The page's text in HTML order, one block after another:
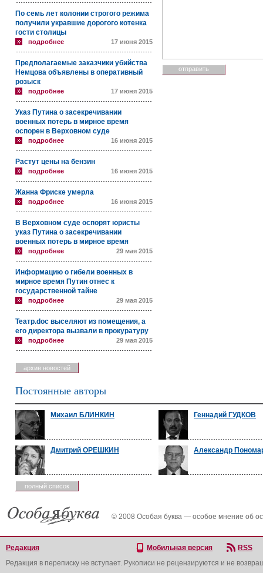
По семь лет колонии строгого режима
получили укравшие дорогого котенка
гости столицы
подробнее 17 июня 2015
Предполагаемые заказчики убийства
Немцова объявлены в оперативный
розыск
подробнее 17 июня 2015
Указ Путина о засекречивании
военных потерь в мирное время
оспорен в Верховном суде
подробнее 16 июня 2015
Растут цены на бензин
подробнее 16 июня 2015
Жанна Фриске умерла
подробнее 16 июня 2015
В Верховном суде оспорят юристы
указ Путина о засекречивании
военных потерь в мирное время
подробнее 29 мая 2015
Информацию о гибели военных в
мирное время Путин отнес к
государственной тайне
подробнее 29 мая 2015
Театр.doc выселяют из помещения, а
его директора вызвали в прокуратуру
подробнее 29 мая 2015
архив новостей
Постоянные авторы
Михаил БЛИНКИН Геннадий ГУДКОВ
Дмитрий ОРЕШКИН Александр
полный список
© 2008 Особая буква — особое мнение об
Редакция Мобильная версия
RSS
Редакция в переписку не вступает. Рукописи не рецензируются и не